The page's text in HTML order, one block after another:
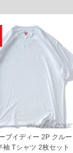
。
1本につき税込6,000円以
なります。）
ご了承下さい。
ファスナーや調節ひもが付
客様がご使用の環境（コ
ございます。予めご了承
で店頭での売り違い、店
てしまう場合がございま
もしあった場合速やかにご
ブイディー 2P クルー
袖 Tシャツ 2枚セット